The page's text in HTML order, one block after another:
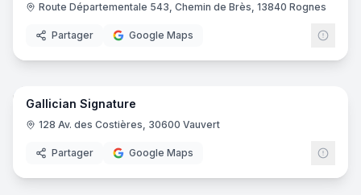
Route Départementale 543, Chemin de Brès, 13840 Rognes
Partager Google Maps
17
Gallician Signature
128 Av. des Costières, 30600 Vauvert
Partager Google Maps